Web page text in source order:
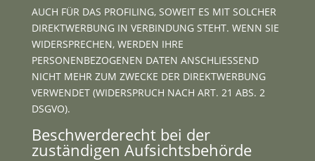
AUCH FÜR DAS PROFILING, SOWEIT ES MIT SOLCHER
DIREKTWERBUNG IN VERBINDUNG STEHT. WENN SIE
WIDERSPRECHEN, WERDEN IHRE
PERSONENBEZOGENEN DATEN ANSCHLIESSEND
NICHT MEHR ZUM ZWECKE DER DIREKTWERBUNG
VERWENDET (WIDERSPRUCH NACH ART. 21 ABS. 2
DSGVO).
Beschwerde­recht bei der
zuständigen Aufsichts­behörde